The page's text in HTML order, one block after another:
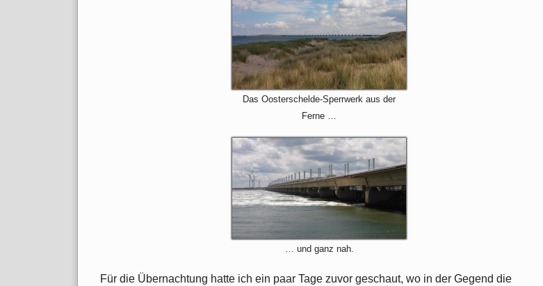
Das Oosterschelde-Sperrwerk aus der
Ferne …
… und ganz nah.
Für die Übernachtung hatte ich ein paar Tage zuvor geschaut, wo in der Gegend die